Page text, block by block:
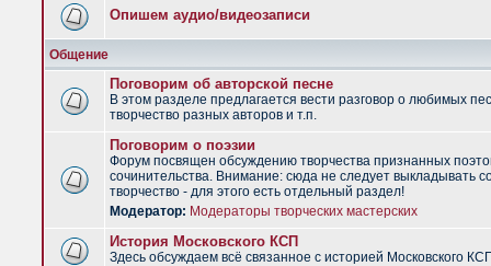
Опишем аудио/видеозаписи
Общение
Поговорим об авторской песне
В этом разделе предлагается вести разговор о любимых
творчество разных авторов и т.п.
Поговорим о поэзии
Форум посвящен обсуждению творчества признанных
сочинительства. Внимание: сюда не следует выкладывать
творчество - для этого есть отдельный раздел!
Модератор: Модераторы творческих мастерских
История Московского КСП
Здесь обсуждаем всё связанное с историей Московского